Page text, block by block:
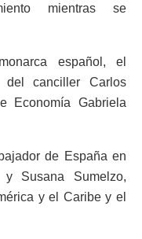
mientras se
español, el
del canciller Carlos
Economía Gabriela
de España en
Susana Sumelzo,
y el Caribe y el